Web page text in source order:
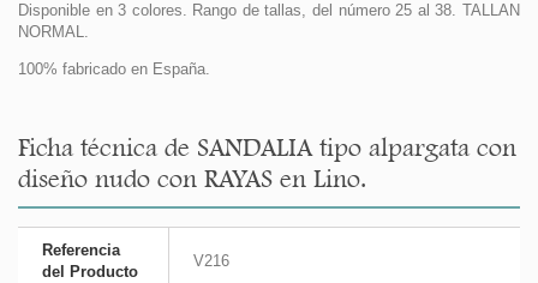
Disponible en 3 colores. Rango de tallas, del número 25 al 38. TALLAN
NORMAL.
100% fabricado en España.
Ficha técnica de SANDALIA tipo alpargata con
diseño nudo con RAYAS en Lino.
Referencia
del Producto
V216